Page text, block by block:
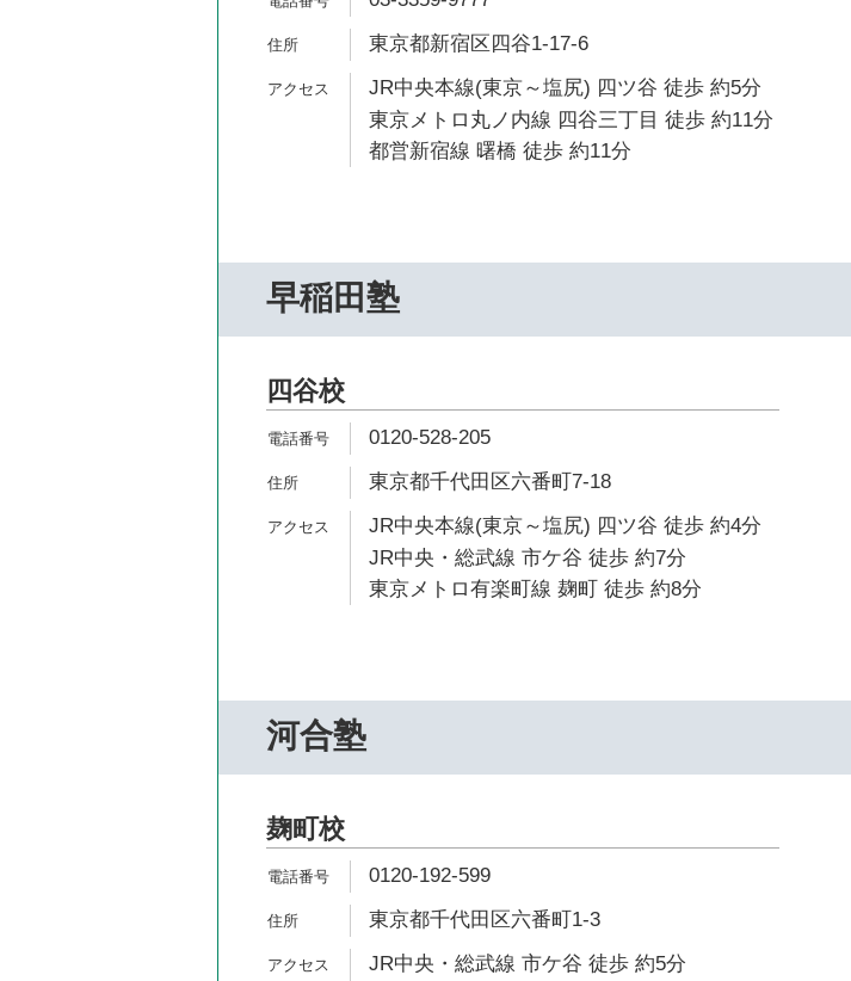
東京都新宿区四谷1-17-6
JR中央本線(東京～塩尻) 四ツ谷 徒歩 約5分
東京メトロ丸ノ内線 四谷三丁目 徒歩 約11分
都営新宿線 曙橋 徒歩 約11分
早稲田塾
四谷校
0120-528-205
東京都千代田区六番町7-18
JR中央本線(東京～塩尻) 四ツ谷 徒歩 約4分
JR中央・総武線 市ケ谷 徒歩 約7分
東京メトロ有楽町線 麹町 徒歩 約8分
河合塾
麹町校
0120-192-599
東京都千代田区六番町1-3
JR中央・総武線 市ケ谷 徒歩 約5分